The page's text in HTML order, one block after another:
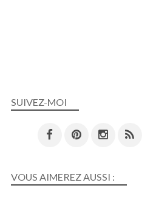
SUIVEZ-MOI
VOUS AIMEREZ AUSSI :